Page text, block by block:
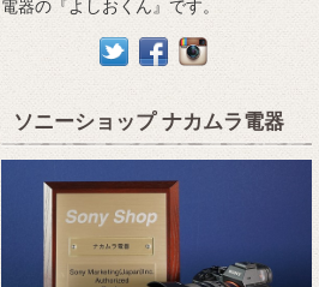
電器の『よしおくん』です。
ソニーショップ ナカムラ電器